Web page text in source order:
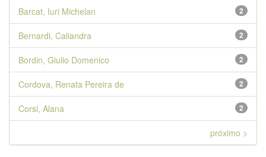
2
Barcat, Iuri Michelan
2
Bernardi, Caliandra
2
Bordin, Giulio Domenico
2
Cordova, Renata Pereira de
2
Corsi, Alana
próximo >